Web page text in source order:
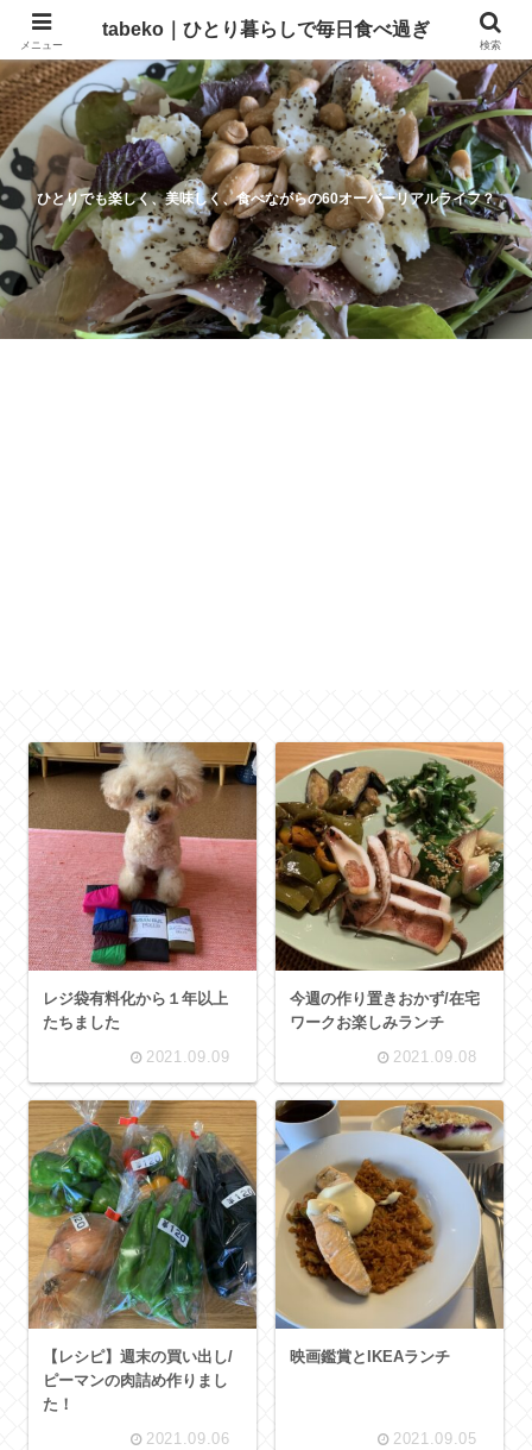
ひとりでも楽しく、美味しく、食べながらの60オーバーリアルライフ？
レジ袋有料化から１年以上
たちました
2021.09.09
今週の作り置きおかず/在宅
ワークお楽しみランチ
2021.09.08
【レシピ】週末の買い出し/
ピーマンの肉詰め作りまし
た！
2021.09.06
映画鑑賞とIKEAランチ
2021.09.05
メニュー
tabeko｜ひとり暮らしで毎日食べ過ぎ
検索